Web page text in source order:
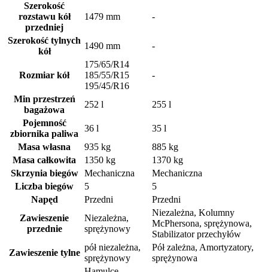
Szerokość
rozstawu kół
przedniej
1479 mm -
Szerokość tylnych
kół
1490 mm -
Rozmiar kół
175/65/R14
185/55/R15
195/45/R16
-
Min przestrzeń
bagażowa
252 l
255 l
Pojemność
zbiornika paliwa
36 l
35 l
Masa własna
935 kg
885 kg
Masa całkowita
1350 kg
1370 kg
Skrzynia biegów
Mechaniczna
Mechaniczna
Liczba biegów
5
5
Napęd
Przedni
Przedni
Zawieszenie
przednie
Niezależna,
sprężynowy
Niezależna, Kolumny
McPhersona, sprężynowa,
Stabilizator przechyłów
Zawieszenie tylne
pół niezależna,
sprężynowy
Pół zależna, Amortyzatory,
sprężynowa